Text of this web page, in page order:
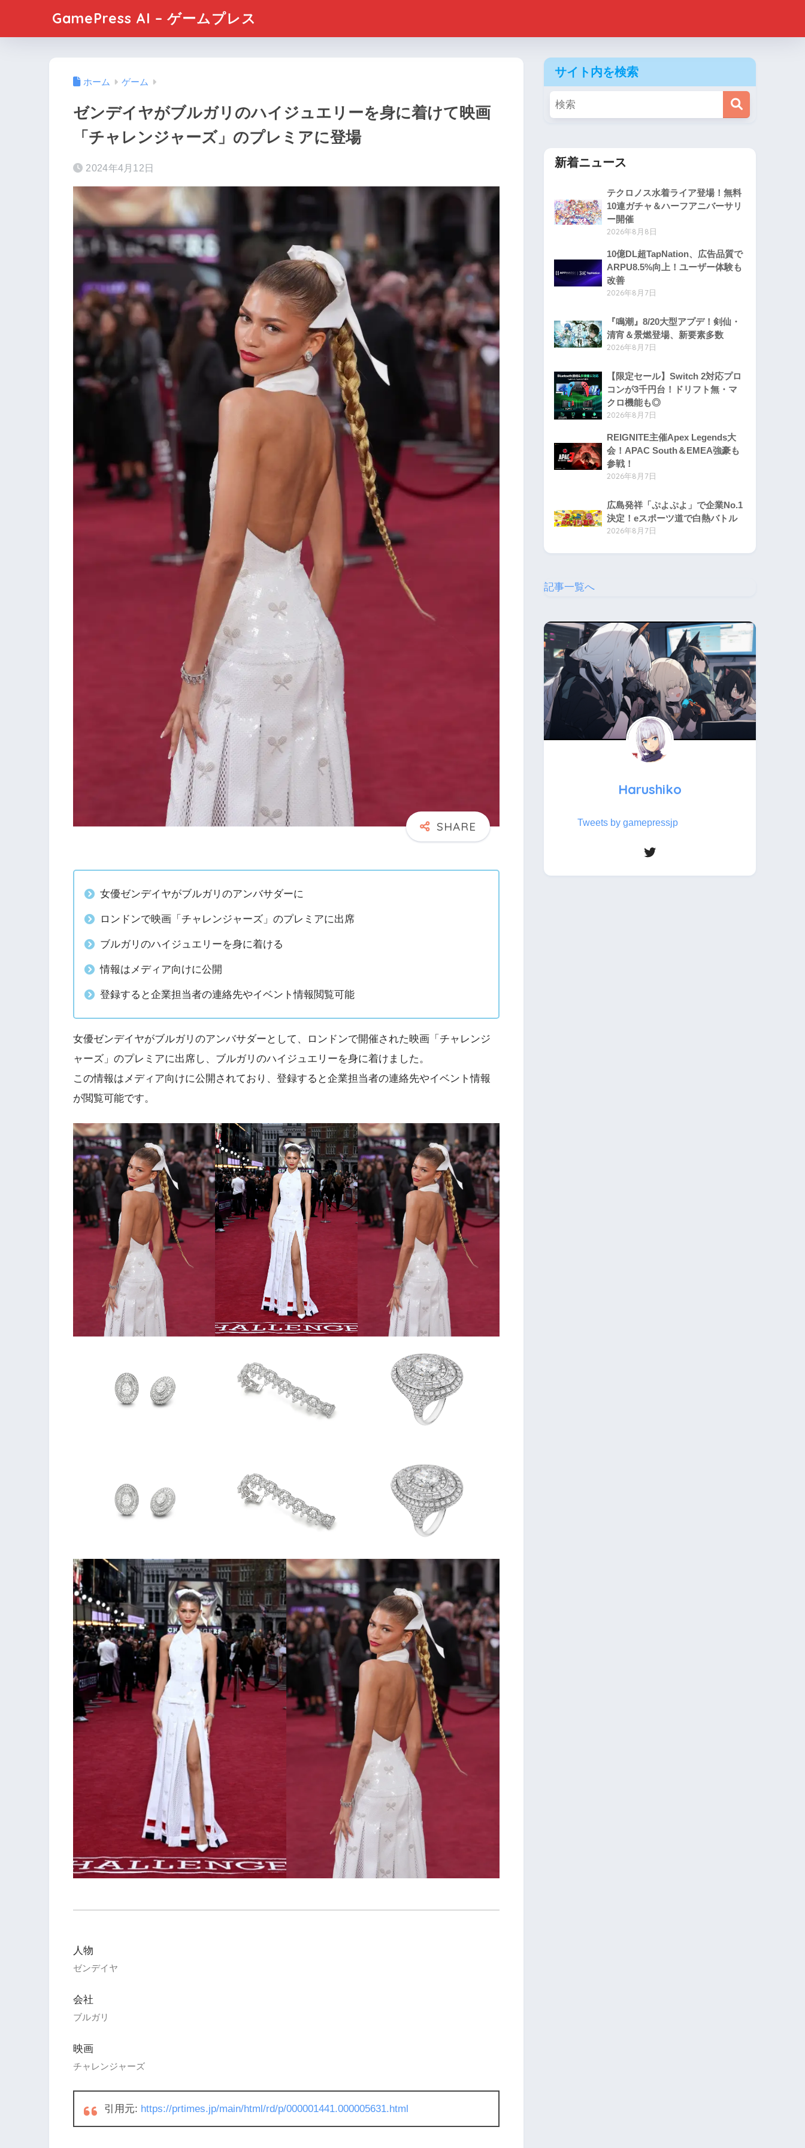
GamePress AI – ゲームプレス
ホーム ゲーム
ゼンデイヤがブルガリのハイジュエリーを身に着けて映画
「チャレンジャーズ」のプレミアに登場
2024年4月12日
女優ゼンデイヤがブルガリのアンバサダーに
ロンドンで映画「チャレンジャーズ」のプレミアに出席
ブルガリのハイジュエリーを身に着ける
情報はメディア向けに公開
登録すると企業担当者の連絡先やイベント情報閲覧可能
女優ゼンデイヤがブルガリのアンバサダーとして、ロンドンで開催された映画「チャレンジ
ャーズ」のプレミアに出席し、ブルガリのハイジュエリーを身に着けました。
この情報はメディア向けに公開されており、登録すると企業担当者の連絡先やイベント情報
が閲覧可能です。
人物
ゼンデイヤ
会社
ブルガリ
映画
チャレンジャーズ
引用元: https://prtimes.jp/main/html/rd/p/000001441.000005631.html
サイト内を検索
新着ニュース
テクロノス水着ライア登場！無料
10連ガチャ＆ハーフアニバーサリ
ー開催
2026年8月8日
10億DL超TapNation、広告品質で
ARPU8.5%向上！ユーザー体験も
改善
2026年8月7日
『鳴潮』8/20大型アプデ！剣仙・
清宵＆景燃登場、新要素多数
2026年8月7日
【限定セール】Switch 2対応プロ
コンが3千円台！ドリフト無・マ
クロ機能も◎
2026年8月7日
REIGNITE主催Apex Legends大
会！APAC South＆EMEA強豪も
参戦！
2026年8月7日
広島発祥「ぷよぷよ」で企業No.1
決定！eスポーツ道で白熱バトル
2026年8月7日
記事一覧へ
Harushiko
Tweets by gamepressjp